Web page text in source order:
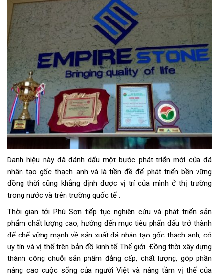
Danh hiệu này đã đánh dấu một bước phát triển mới của đá
nhân tạo gốc thạch anh và là tiền đề để phát triển bền vững
đồng thời cũng khẳng định được vị trí của mình ở thị trường
trong nước và trên trường quốc tế .
Thời gian tới Phú Sơn tiếp tục nghiên cứu và phát triển sản
phẩm chất lượng cao, hướng đến mục tiêu phấn đấu trở thành
đế chế vững mạnh về sản xuất đá nhân tạo gốc thạch anh, có
uy tín và vị thế trên bản đồ kinh tế Thế giới. Đồng thời xây dựng
thành công chuỗi sản phẩm đẳng cấp, chất lượng, góp phần
nâng cao cuộc sống của người Việt và nâng tầm vị thế của